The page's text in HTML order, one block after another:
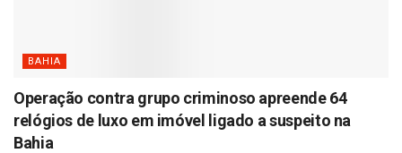
BAHIA
Operação contra grupo criminoso apreende 64
relógios de luxo em imóvel ligado a suspeito na
Bahia